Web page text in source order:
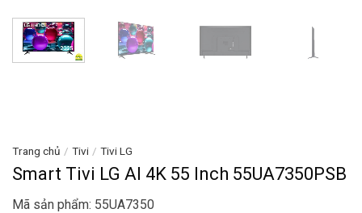
Trang chủ / Tivi / Tivi LG
Smart Tivi LG AI 4K 55 Inch 55UA7350PSB
Mã sản phẩm: 55UA7350